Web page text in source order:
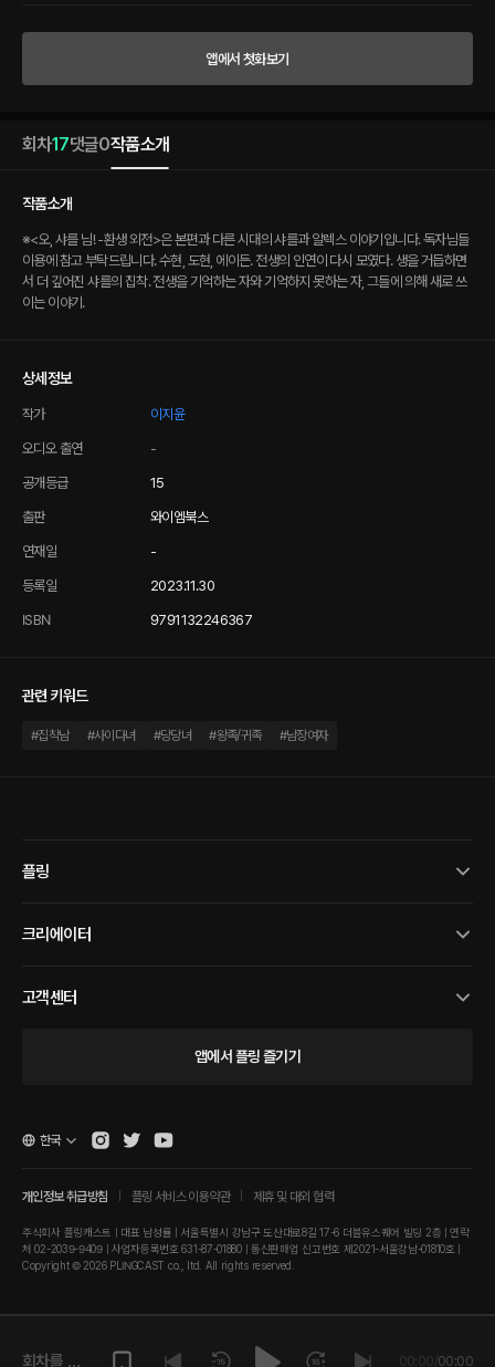
앱에서 첫화보기
회차17댓글0작품소개
작품소개
※<오, 샤를 님! -환생 외전>은 본편과 다른 시대의 샤를과 알렉스 이야기입니다. 독자님들
이용에 참고 부탁드립니다. 수현, 도현, 에이든. 전생의 인연이 다시 모였다. 생을 거듭하면
서 더 깊어진 샤를의 집착. 전생을 기억하는 자와 기억하지 못하는 자, 그들에 의해 새로 쓰
이는 이야기.
상세정보
작가 이지윤
오디오 출연 -
공개등급 15
출판 와이엠북스
연재일 -
등록일 2023.11.30
ISBN 9791132246367
관련 키워드
#집착남 #사이다녀 #당당녀 #왕족/귀족 #남장여자
플링
크리에이터
고객센터
앱에서 플링 즐기기
개인정보 취급방침 플링 서비스 이용약관 제휴 및 대외 협력
주식회사 플링캐스트 | 대표 남성률 | 서울특별시 강남구 도산대로8길 17-6 더블유스퀘어 빌딩 2층 | 연락
처 02-2039-9409 | 사업자등록번호 631-87-01880 | 통신판매업 신고번호 제2021-서울강남-01810호 |
Copyright © 2026 PLINGCAST co., ltd. All rights reserved.
한국
회차를 재 00:00/00:00